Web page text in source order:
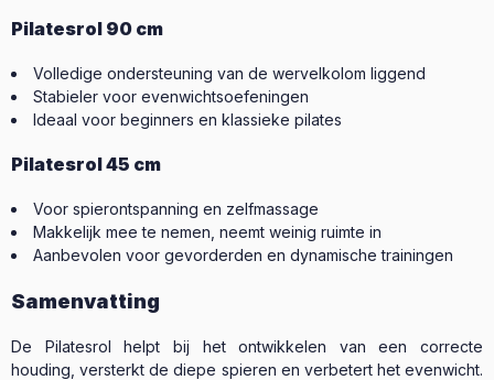
Pilatesrol 90 cm
Volledige ondersteuning van de wervelkolom liggend
Stabieler voor evenwichtsoefeningen
Ideaal voor beginners en klassieke pilates
Pilatesrol 45 cm
Voor spierontspanning en zelfmassage
Makkelijk mee te nemen, neemt weinig ruimte in
Aanbevolen voor gevorderden en dynamische trainingen
Samenvatting
De Pilatesrol helpt bij het ontwikkelen van een correcte
houding, versterkt de diepe spieren en verbetert het evenwicht.